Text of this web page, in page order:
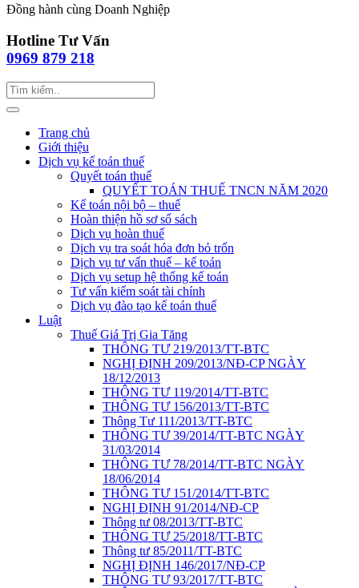
Đồng hành cùng Doanh Nghiệp
Hotline Tư Vấn
0969 879 218
Trang chủ
Giới thiệu
Dịch vụ kế toán thuế
Quyết toán thuế
QUYẾT TOÁN THUẾ TNCN NĂM 2020
Kế toán nội bộ – thuế
Hoàn thiện hồ sơ sổ sách
Dịch vụ hoàn thuế
Dịch vụ tra soát hóa đơn bỏ trốn
Dịch vụ tư vấn thuế – kế toán
Dịch vụ setup hệ thống kế toán
Tư vấn kiểm soát tài chính
Dịch vụ đào tạo kế toán thuế
Luật
Thuế Giá Trị Gia Tăng
THÔNG TƯ 219/2013/TT-BTC
NGHỊ ĐỊNH 209/2013/NĐ-CP NGÀY
18/12/2013
THÔNG TƯ 119/2014/TT-BTC
THÔNG TƯ 156/2013/TT-BTC
Thông Tư 111/2013/TT-BTC
THÔNG TƯ 39/2014/TT-BTC NGÀY
31/03/2014
THÔNG TƯ 78/2014/TT-BTC NGÀY
18/06/2014
THÔNG TƯ 151/2014/TT-BTC
NGHỊ ĐỊNH 91/2014/NĐ-CP
Thông tư 08/2013/TT-BTC
THÔNG TƯ 25/2018/TT-BTC
Thông tư 85/2011/TT-BTC
NGHỊ ĐỊNH 146/2017/NĐ-CP
THÔNG TƯ 93/2017/TT-BTC